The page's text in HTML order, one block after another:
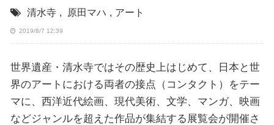
清水寺 , 原田マハ , アート
2019/8/7 12:39
世界遺産・清水寺ではその歴史上はじめて、日本と世
界のアートにおける両者の接点（コンタクト）をテー
マに、西洋近代絵画、現代美術、文学、マンガ、映画
などジャンルを超えた作品が集結する展覧会が開催さ